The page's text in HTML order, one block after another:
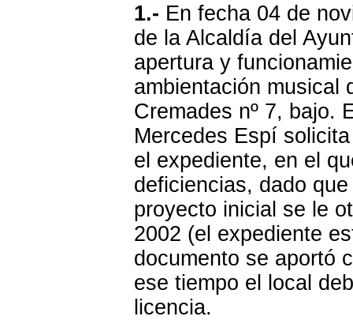
1.- En fecha 04 de
de la Alcaldía del
apertura y
ambientación musical
Cremades nº 7, bajo.
Mercedes Espí
el expediente, en el
deficiencias, dado
proyecto inicial se le
2002 (el expediente
documento se aportó
ese tiempo el local
licencia.